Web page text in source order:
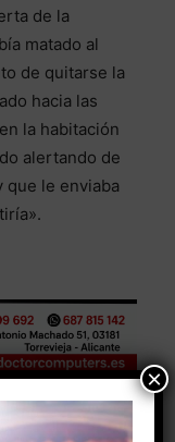
de la
matado al
de quitarse la
hacia las
la habitación
alertando de
que le enviaba
×